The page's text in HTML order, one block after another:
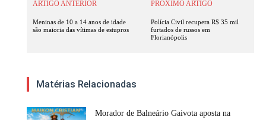
ARTIGO ANTERIOR
Meninas de 10 a 14 anos de idade
são maioria das vítimas de estupros
PRÓXIMO ARTIGO
Polícia Civil recupera R$ 35 mil
furtados de russos em
Florianópolis
Matérias Relacionadas
Morador de Balneário Gaivota aposta na